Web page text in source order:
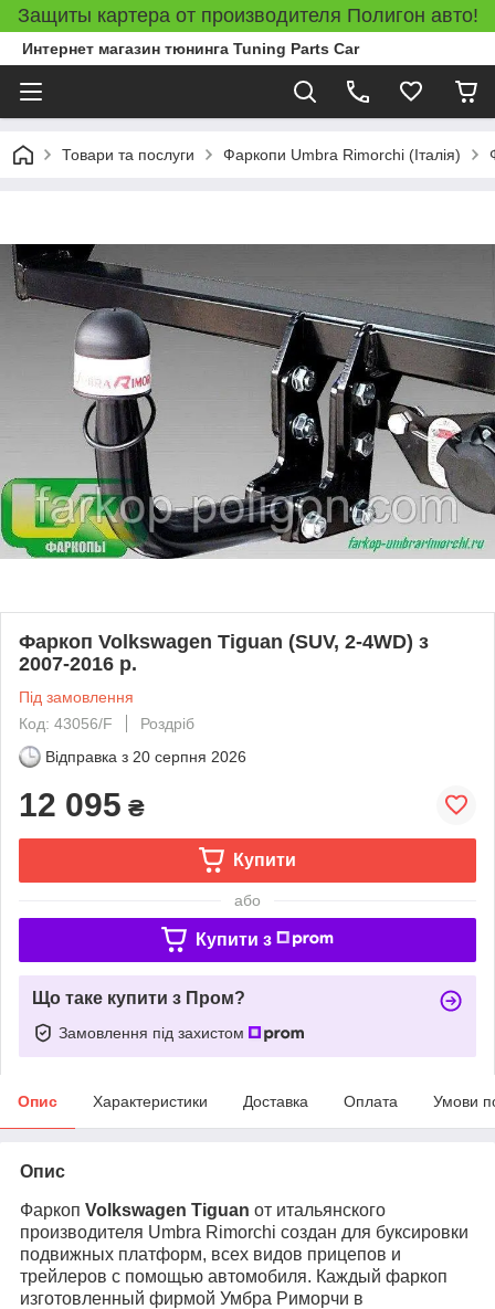
Защиты картера от производителя Полигон авто!
Интернет магазин тюнинга Tuning Parts Car
Товари та послуги Фаркопи Umbra Rimorchi (Італія)
Фаркоп Volkswagen Tiguan (SUV, 2-4WD) з
2007-2016 р.
Під замовлення
Код: 43056/F
Роздріб
Відправка з 20 серпня 2026
12 095 ₴
Купити
або
Купити з
Що таке купити з Пром?
Замовлення під захистом
Опис Характеристики Доставка Оплата Умови
Опис
Фаркоп Volkswagen Tiguan от итальянского
производителя Umbra Rimorchi создан для буксировки
подвижных платформ, всех видов прицепов и
трейлеров с помощью автомобиля. Каждый фаркоп
изготовленный фирмой Умбра Риморчи в